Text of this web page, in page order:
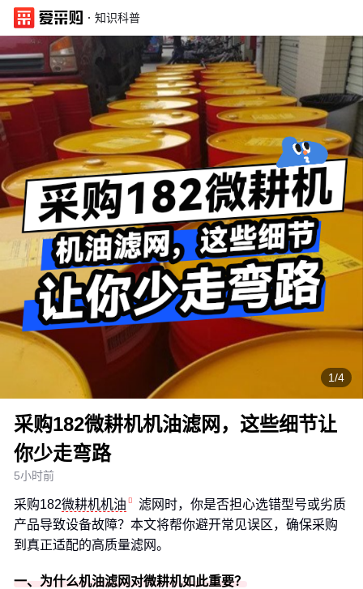
· 知识科普
1/4
采购182微耕机机油滤网，这些细节让
你少走弯路
5小时前
采购182微耕机机油
滤网时，你是否担心选错型号或劣质
产品导致设备故障？本文将帮你避开常见误区，确保采购
到真正适配的高质量滤网。
一、为什么机油滤网对微耕机如此重要？